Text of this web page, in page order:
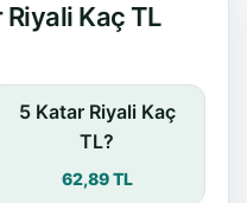
Riyali Kaç TL
5 Katar Riyali Kaç
TL?
62,89 TL